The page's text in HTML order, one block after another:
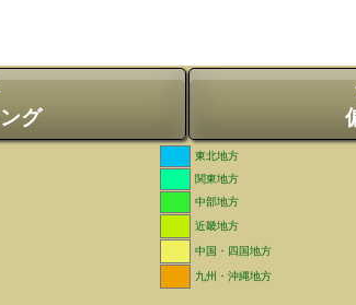
グ
東北地方
関東地方
中部地方
近畿地方
中国・四国地方
九州・沖縄地方